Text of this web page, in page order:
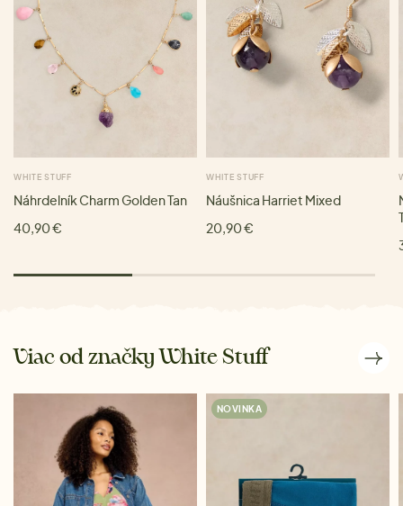
WHITE STUFF
Náhrdelník Charm Golden Tan
40,90 €
WHITE STUFF
Náušnica Harriet Mixed
20,90 €
Viac od značky White Stuff
NOVINKA